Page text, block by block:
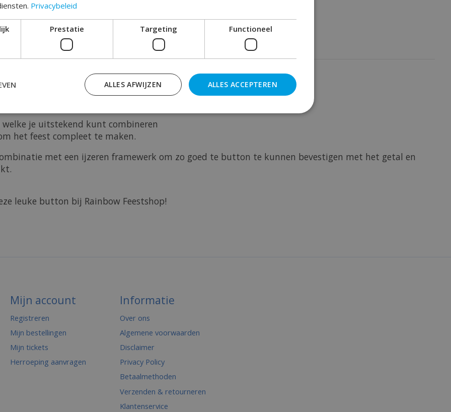
?
je uitstekend kunt combineren
het feest compleet te maken.
met een ijzeren framewerk om zo goed te button te kunnen bevestigen met het getal en
leuke button bij Rainbow Feestshop!
Mijn account
Registreren
Mijn bestellingen
Mijn tickets
Herroeping aanvragen
Informatie
Over ons
Algemene voorwaarden
Disclaimer
Privacy Policy
Betaalmethoden
Verzenden & retourneren
Klantenservice
Privacybeleid
Prestatie Targeting Functioneel
ALLES ACCEPTEREN
ALLES AFWIJZEN